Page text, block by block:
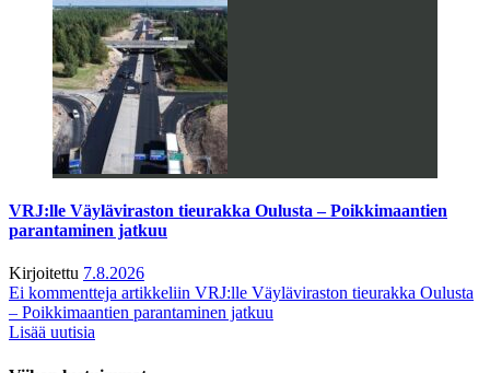
VRJ:lle Väyläviraston tieurakka Oulusta – Poikkimaantien
parantaminen jatkuu
Kirjoitettu 7.8.2026
Ei kommentteja artikkeliin VRJ:lle Väyläviraston tieurakka Oulusta
– Poikkimaantien parantaminen jatkuu
Lisää uutisia